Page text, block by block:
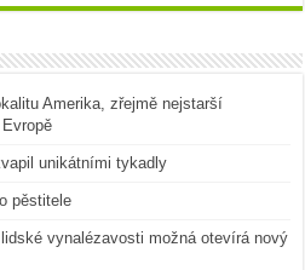
Amerika, zřejmě nejstarší
unikátními tykadly
pěstitele
vynalézavosti možná otevírá nový